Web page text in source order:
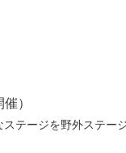
）
テージを野外ステー